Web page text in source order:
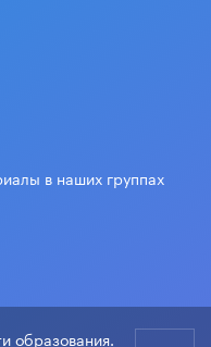
в наших группах
образования.